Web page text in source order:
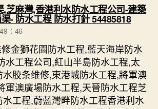
芝麻灣,香港利水防水工程公司-建築
- 防水工程 防水打針 54485818says:
：46
金獅花園防水工程,藍天海岸防水
水工程公司,紅山半島防水工程,太
胶条维修,東港城防水工程,將軍澳
軍澳廣場防水工程,天晉防水工程芝
工程,蔚藍灣畔防水工程香港利水